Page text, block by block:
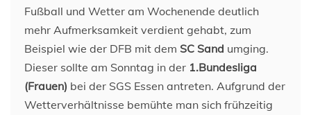
Fußball und Wetter am Wochenende deutlich
mehr Aufmerksamkeit verdient gehabt, zum
Beispiel wie der DFB mit dem SC Sand umging.
Dieser sollte am Sonntag in der 1.Bundesliga
(Frauen) bei der SGS Essen antreten. Aufgrund der
Wetterverhältnisse bemühte man sich frühzeitig